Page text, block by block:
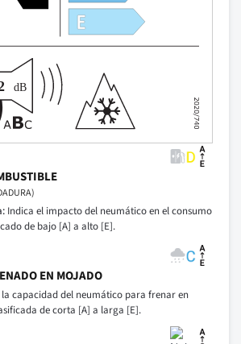
Indica el impacto del neumático en el consumo
de bajo [A] a alto [E].
EN MOJADO
la capacidad del neumático para frenar en
de corta [A] a larga [E].